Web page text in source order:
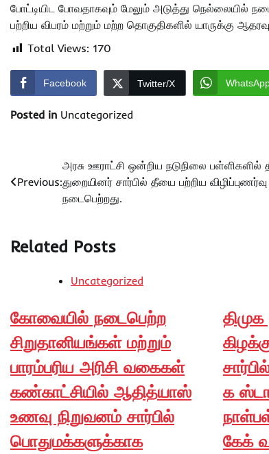
போட்டியிட போவதாகவும் மேலும் அடுத்து நெல்லையில்
பற்றிய விபரம் மற்றும் மற்ற தொகுதிகளில் யாருக்கு
Total Views: 170
Facebook Twitter/X
Posted in Uncategorized
navigation
Previous:
அரசு ஊராட்சி ஒன்றிய நடுநிலை
துறையினர் சார்பில் தீயை பற்றிய விழிப்புணர்வு
நடைபெற்றது.
Related Posts
Uncategorized
கோவையில் நடைபெற்ற
சிறுதானியங்கள் மற்றும்
பாரம்பரிய அரிசி வகைகள்
கண்காட்சியில் ஆதித்யாஸ்
உணவு நிறுவனம் சார்பில்
பொதுமக்களுக்காக
க
கேக்